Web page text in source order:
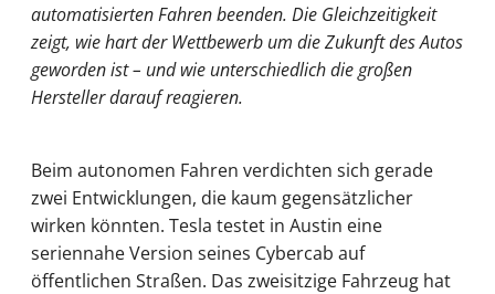
automatisierten Fahren beenden. Die Gleichzeitigkeit
zeigt, wie hart der Wettbewerb um die Zukunft des Autos
geworden ist – und wie unterschiedlich die großen
Hersteller darauf reagieren.
Beim autonomen Fahren verdichten sich gerade
zwei Entwicklungen, die kaum gegensätzlicher
wirken könnten. Tesla testet in Austin eine
seriennahe Version seines Cybercab auf
öffentlichen Straßen. Das zweisitzige Fahrzeug hat